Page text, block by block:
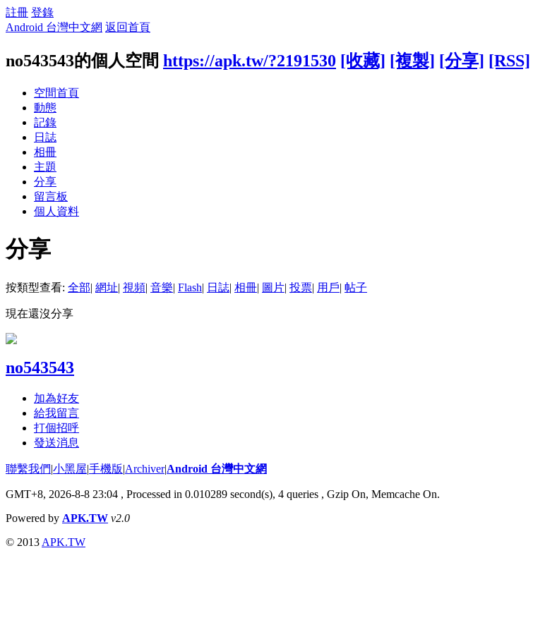
註冊 登錄
Android 台灣中文網 返回首頁
no543543的個人空間 https://apk.tw/?2191530 [收藏] [複製] [分享] [RSS]
空間首頁
動態
記錄
日誌
相冊
主題
分享
留言板
個人資料
分享
按類型查看: 全部| 網址| 視頻| 音樂| Flash| 日誌| 相冊| 圖片| 投票| 用戶| 帖子
現在還沒分享
no543543
加為好友
給我留言
打個招呼
發送消息
聯繫我們|小黑屋|手機版|Archiver|Android 台灣中文網
GMT+8, 2026-8-8 23:04 , Processed in 0.010289 second(s), 4 queries , Gzip On, Memcache On.
Powered by APK.TW v2.0
© 2013 APK.TW